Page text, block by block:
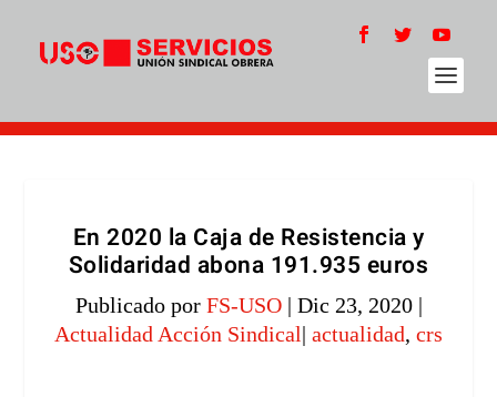
En 2020 la Caja de Resistencia y
Solidaridad abona 191.935 euros
Publicado por FS-USO| Dic 23, 2020|
Actualidad Acción Sindical| actualidad, crs